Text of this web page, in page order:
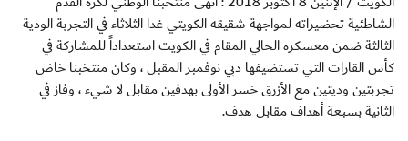
الشاطئية تحضيراته لمواجهة شقيقه الكويتي غدا الثلاثاء في التجربة الودية
الثالثة ضمن معسكره الحالي المقام في الكويت استعداداً للمشاركة في
كأس القارات التي تستضيفها دبي نوفمبر المقبل ، وكان منتخبنا خاض
تجربتين وديتين مع الأزرق خسر الأولى بهدفين مقابل لا شيء ، وفاز في
الثانية بسبعة أهداف مقابل هدف.